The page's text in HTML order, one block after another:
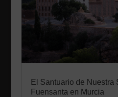
El Santuario de Nuestra
Fuensanta en Murcia